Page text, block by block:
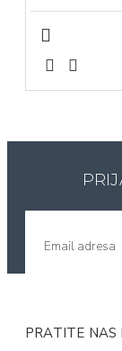
PRATITE NAS